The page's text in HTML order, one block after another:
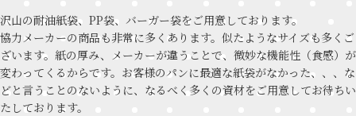
沢山の耐油紙袋、PP袋、バーガー袋をご用意しております。
協力メーカーの商品も非常に多くあります。似たようなサイズも多くご
ざいます。紙の厚み、メーカーが違うことで、微妙な機能性（食感）が
変わってくるからです。お客様のパンに最適な紙袋がなかった、、、な
どと言うことのないように、なるべく多くの資材をご用意してお待ちい
たしております。